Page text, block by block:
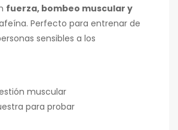
fuerza, bombeo muscular y
Perfecto para entrenar de
sensibles a los
muscular
para probar